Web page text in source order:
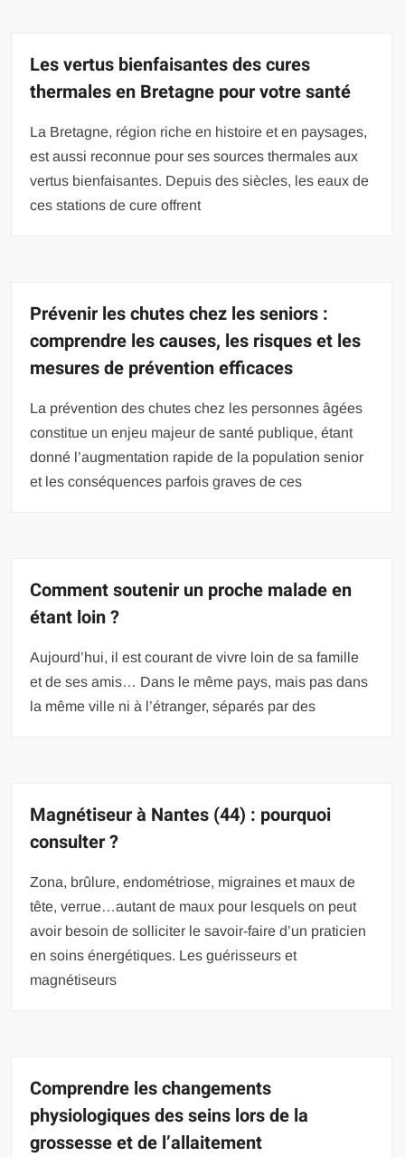
Les vertus bienfaisantes des cures
thermales en Bretagne pour votre santé
La Bretagne, région riche en histoire et en paysages,
est aussi reconnue pour ses sources thermales aux
vertus bienfaisantes. Depuis des siècles, les eaux de
ces stations de cure offrent
Prévenir les chutes chez les seniors :
comprendre les causes, les risques et les
mesures de prévention efficaces
La prévention des chutes chez les personnes âgées
constitue un enjeu majeur de santé publique, étant
donné l’augmentation rapide de la population senior
et les conséquences parfois graves de ces
Comment soutenir un proche malade en
étant loin ?
Aujourd’hui, il est courant de vivre loin de sa famille
et de ses amis… Dans le même pays, mais pas dans
la même ville ni à l’étranger, séparés par des
Magnétiseur à Nantes (44) : pourquoi
consulter ?
Zona, brûlure, endométriose, migraines et maux de
tête, verrue…autant de maux pour lesquels on peut
avoir besoin de solliciter le savoir-faire d’un praticien
en soins énergétiques. Les guérisseurs et
magnétiseurs
Comprendre les changements
physiologiques des seins lors de la
grossesse et de l’allaitement